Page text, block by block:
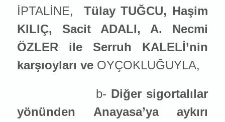
İPTALİNE,
Tülay TUĞCU, Haşim
KILIÇ, Sacit ADALI, A. Necmi
ÖZLER ile Serruh KALELİ’nin
karşıoyları ve OYÇOKLUĞUYLA,
b- Diğer sigortalılar
yönünden Anayasa’ya aykırı